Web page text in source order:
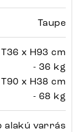
Taupe
x H93 cm
- 36 kg
x H38 cm
- 68 kg
alakú varrás